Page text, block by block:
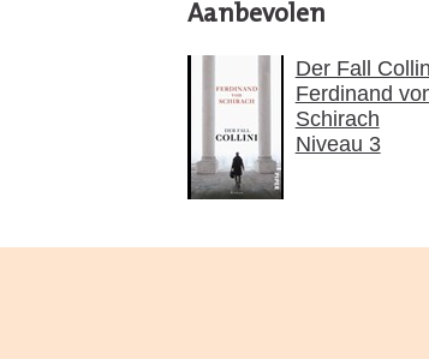
Aanbevolen
Der Fall
Ferdinand
Schirach
Niveau 3